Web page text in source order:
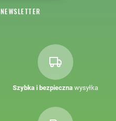
NEWSLETTER
Szybka i bezpiecznawysyłka